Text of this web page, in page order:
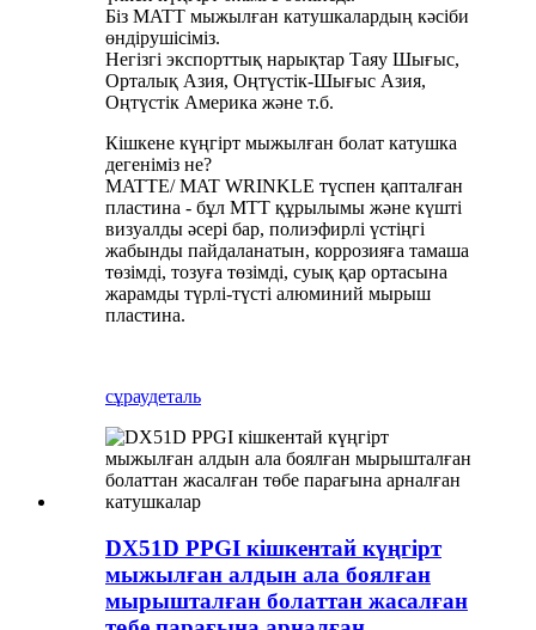
Біз MATT мыжылған катушкалардың кәсіби
өндірушісіміз.
Негізгі экспорттық нарықтар Таяу Шығыс,
Орталық Азия, Оңтүстік-Шығыс Азия,
Оңтүстік Америка және т.б.
Кішкене күңгірт мыжылған болат катушка
дегеніміз не?
MATTE/ MAT WRINKLE түспен қапталған
пластина - бұл MTT құрылымы және күшті
визуалды әсері бар, полиэфирлі үстіңгі
жабынды пайдаланатын, коррозияға тамаша
төзімді, тозуға төзімді, суық қар ортасына
жарамды түрлі-түсті алюминий мырыш
пластина.
сұраудеталь
DX51D PPGI кішкентай күңгірт
мыжылған алдын ала боялған
мырышталған болаттан жасалған